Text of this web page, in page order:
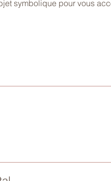
symbolique pour vous